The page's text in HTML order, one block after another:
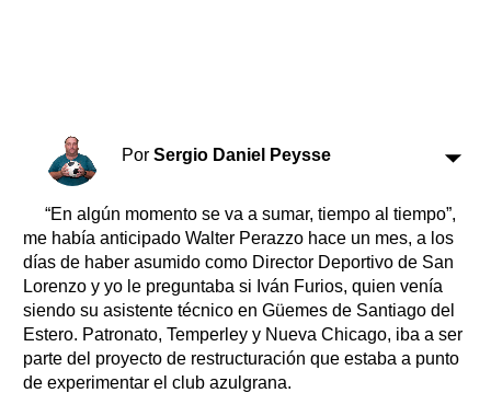
Por Sergio Daniel Peysse
“En algún momento se va a sumar, tiempo al tiempo”,
me había anticipado Walter Perazzo hace un mes, a los
días de haber asumido como Director Deportivo de San
Lorenzo y yo le preguntaba si Iván Furios, quien venía
siendo su asistente técnico en Güemes de Santiago del
Estero. Patronato, Temperley y Nueva Chicago, iba a ser
parte del proyecto de restructuración que estaba a punto
de experimentar el club azulgrana.